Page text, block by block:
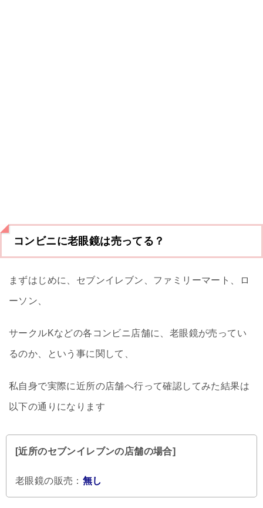
コンビニに老眼鏡は売ってる？
まずはじめに、セブンイレブン、ファミリーマート、ロ
ーソン、
サークルKなどの各コンビニ店舗に、老眼鏡が売ってい
るのか、という事に関して、
私自身で実際に近所の店舗へ行って確認してみた結果は
以下の通りになります
[近所のセブンイレブンの店舗の場合]
老眼鏡の販売： 無し